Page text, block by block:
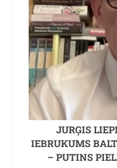
JURĢIS
IEBRUKUMS
– PUTINS